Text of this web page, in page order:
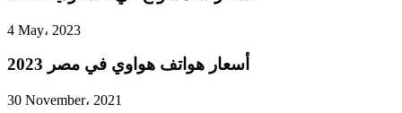
4 May، 2023
أسعار هواتف هواوي في مصر 2023
30 November، 2021